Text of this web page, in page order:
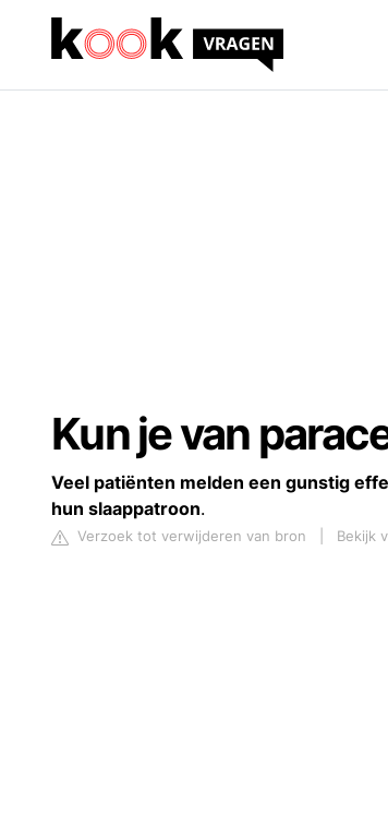
Kun je van
Veel patiënten melden een gunstig
hun slaappatroon.
Verzoek tot verwijderen van bron Bekijk